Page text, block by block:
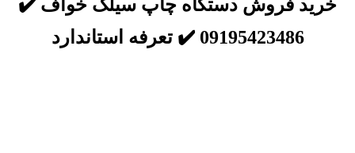
خرید فروش دستگاه چاپ سیلک خواف ✔️
09195423486 ✔️ تعرفه استاندارد